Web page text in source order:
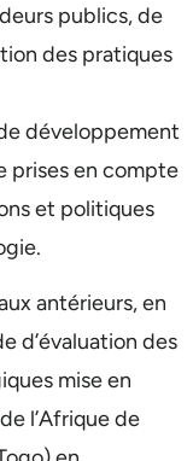
publics, de
des pratiques
développement
prises en compte
et politiques
antérieurs, en
d’évaluation des
mise en
l’Afrique de